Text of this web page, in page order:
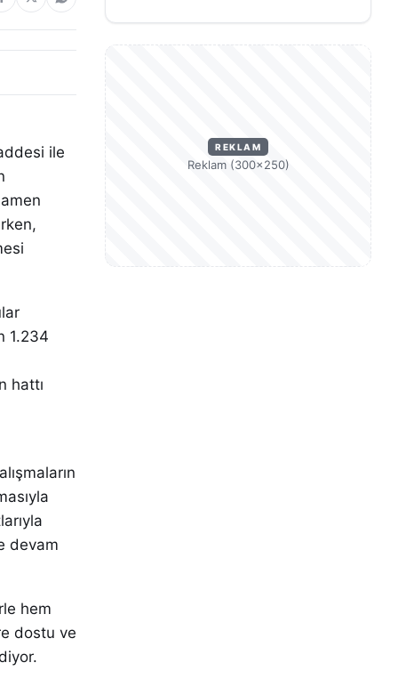
ile
1.234
hattı
devam
hem
dostu ve
REKLAM
Reklam (300×250)